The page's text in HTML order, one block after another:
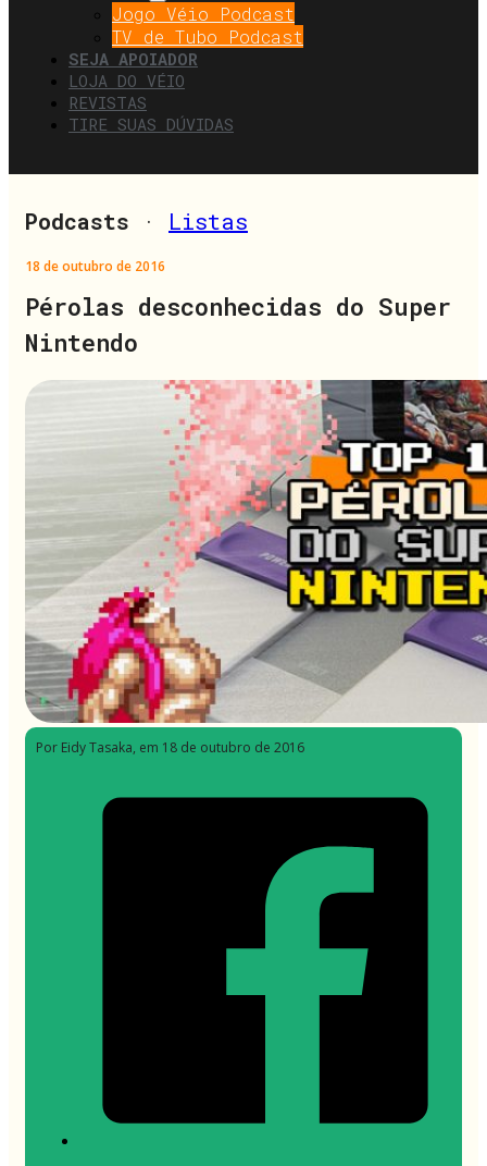
Jogo Véio Podcast
TV de Tubo Podcast
SEJA APOIADOR
LOJA DO VÉIO
REVISTAS
TIRE SUAS DÚVIDAS
Podcasts · Listas
18 de outubro de 2016
Pérolas desconhecidas do Super
Nintendo
Por Eidy Tasaka, em 18 de outubro de 2016